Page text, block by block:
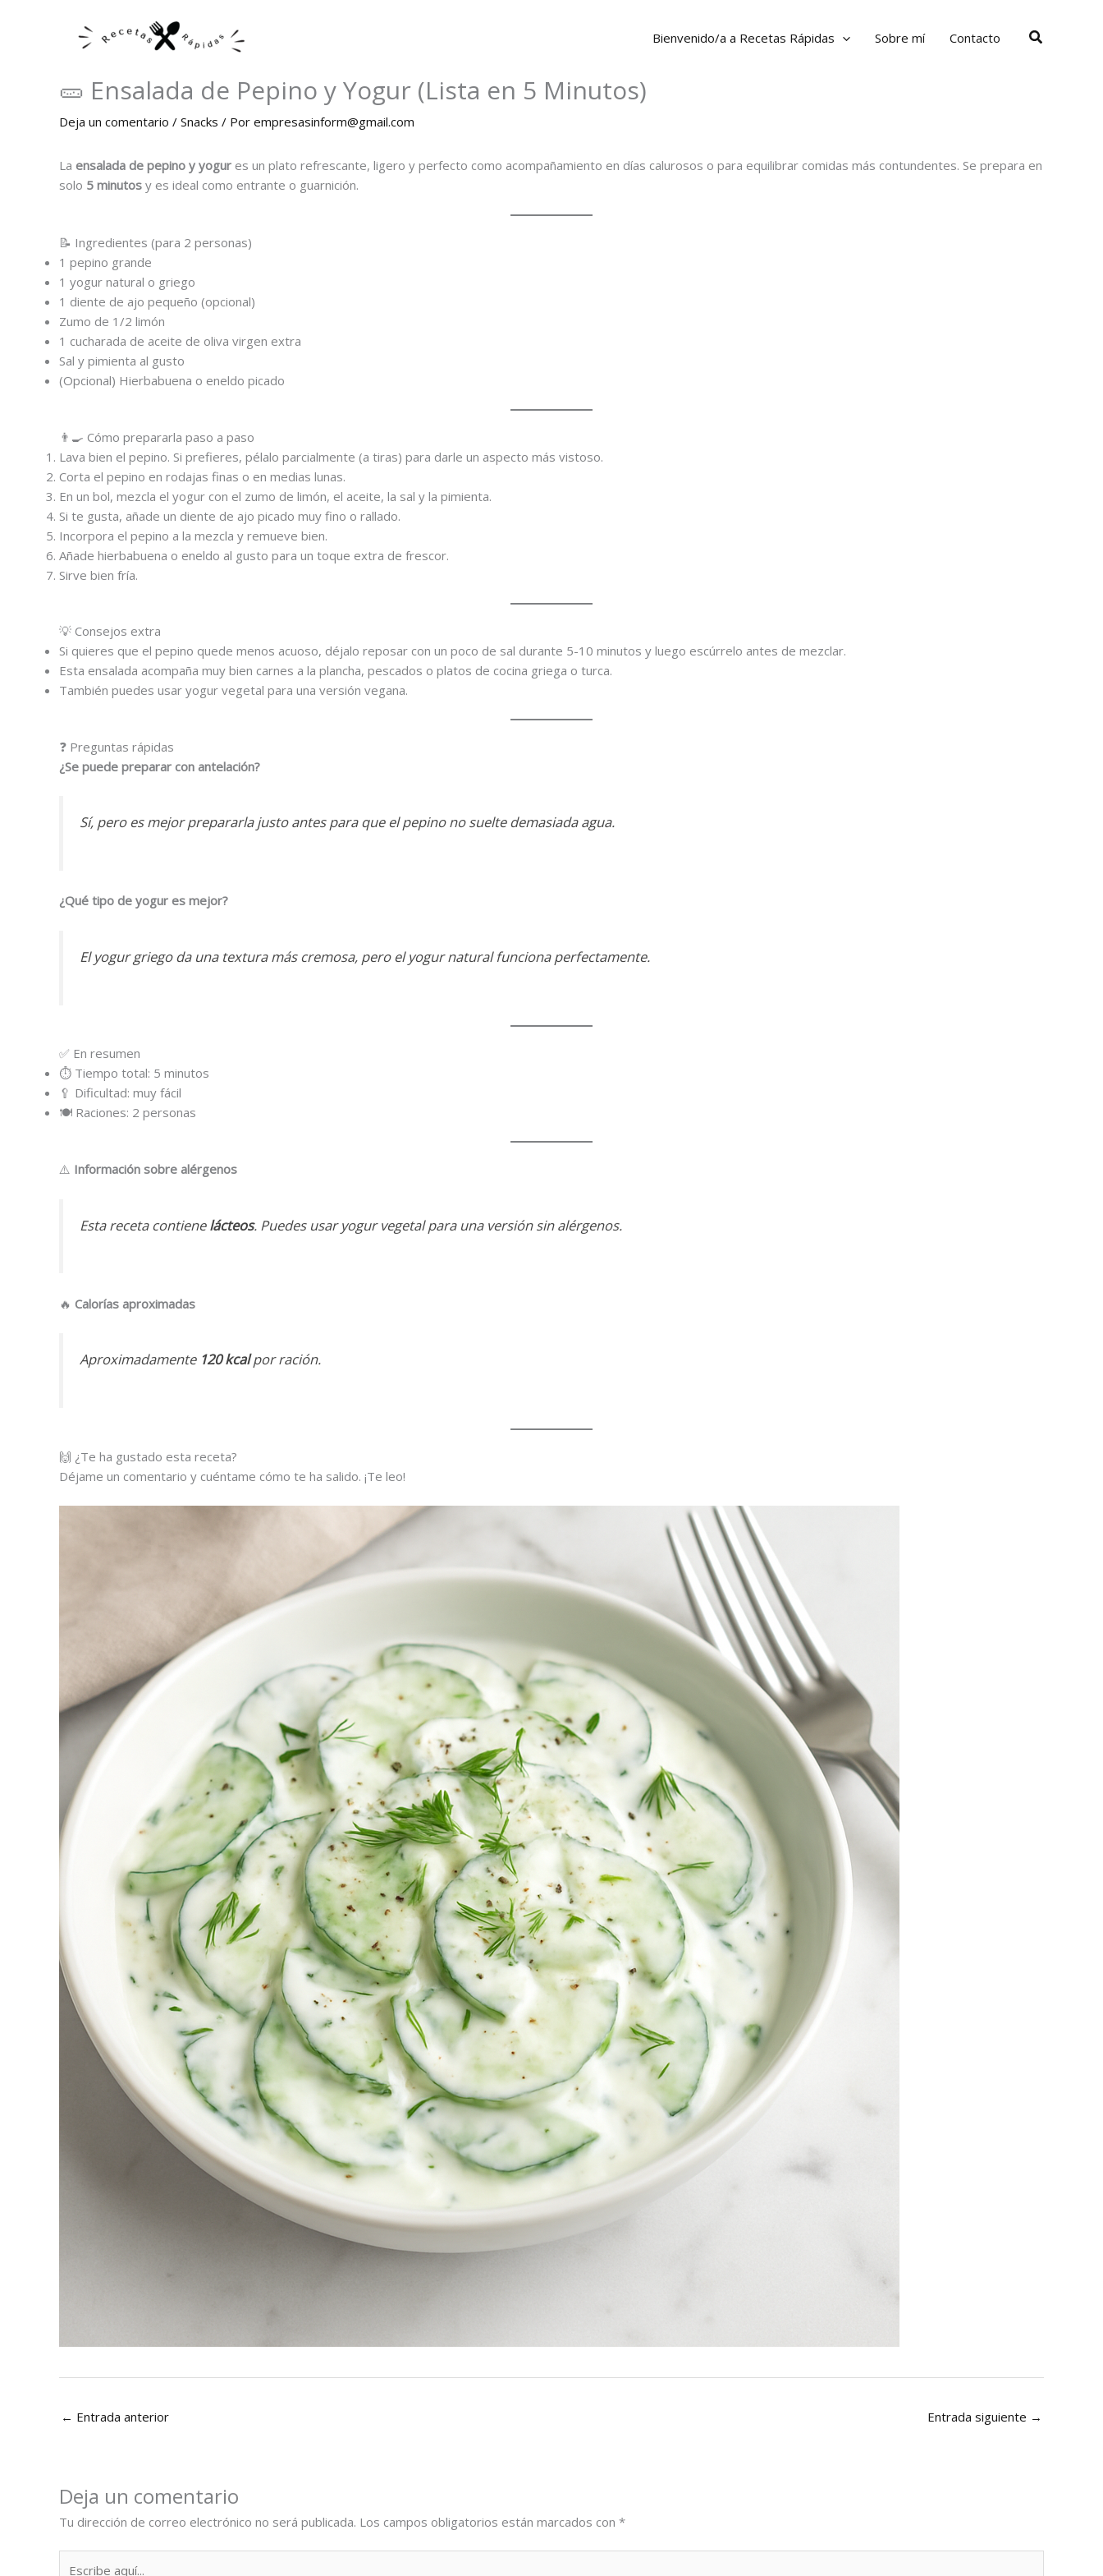
Bienvenido/a a Recetas Rápidas Sobre mí Contacto Buscar
🥒 Ensalada de Pepino y Yogur (Lista en 5 Minutos)
Deja un comentario / Snacks / Por empresasinform@gmail.com
La ensalada de pepino y yogur es un plato refrescante, ligero y perfecto como acompañamiento en días calurosos o para equilibrar comidas más contundentes. Se prepara en
solo 5 minutos y es ideal como entrante o guarnición.
📝 Ingredientes (para 2 personas)
1 pepino grande
1 yogur natural o griego
1 diente de ajo pequeño (opcional)
Zumo de 1/2 limón
1 cucharada de aceite de oliva virgen extra
Sal y pimienta al gusto
(Opcional) Hierbabuena o eneldo picado
👨‍🍳 Cómo prepararla paso a paso
Lava bien el pepino. Si prefieres, pélalo parcialmente (a tiras) para darle un aspecto más vistoso.
Corta el pepino en rodajas finas o en medias lunas.
En un bol, mezcla el yogur con el zumo de limón, el aceite, la sal y la pimienta.
Si te gusta, añade un diente de ajo picado muy fino o rallado.
Incorpora el pepino a la mezcla y remueve bien.
Añade hierbabuena o eneldo al gusto para un toque extra de frescor.
Sirve bien fría.
💡 Consejos extra
Si quieres que el pepino quede menos acuoso, déjalo reposar con un poco de sal durante 5-10 minutos y luego escúrrelo antes de mezclar.
Esta ensalada acompaña muy bien carnes a la plancha, pescados o platos de cocina griega o turca.
También puedes usar yogur vegetal para una versión vegana.
❓ Preguntas rápidas
¿Se puede preparar con antelación?
Sí, pero es mejor prepararla justo antes para que el pepino no suelte demasiada agua.
¿Qué tipo de yogur es mejor?
El yogur griego da una textura más cremosa, pero el yogur natural funciona perfectamente.
✅ En resumen
⏱ Tiempo total: 5 minutos
🥄 Dificultad: muy fácil
🍽 Raciones: 2 personas
⚠️ Información sobre alérgenos
Esta receta contienelácteos. Puedes usar yogur vegetal para una versión sin alérgenos.
🔥 Calorías aproximadas
Aproximadamente 120 kcalpor ración.
🙌 ¿Te ha gustado esta receta?
Déjame un comentario y cuéntame cómo te ha salido. ¡Te leo!
← Entrada anterior Entrada siguiente →
Deja un comentario
Tu dirección de correo electrónico no será publicada. Los campos obligatorios están marcados con *